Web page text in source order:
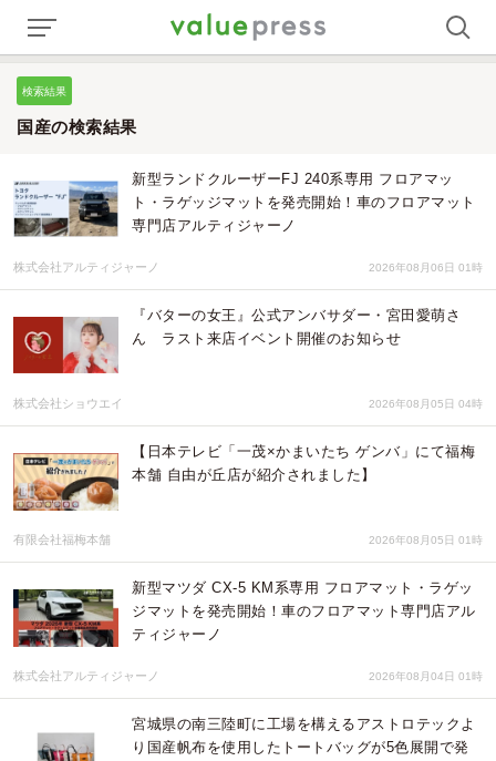
検索結果
国産の検索結果
新型ランドクルーザーFJ 240系専用 フロアマッ
ト・ラゲッジマットを発売開始！車のフロアマット
専門店アルティジャーノ
株式会社アルティジャーノ 2026年08月06日 01時
『バターの女王』公式アンバサダー・宮田愛萌さ
ん ラスト来店イベント開催のお知らせ
株式会社ショウエイ 2026年08月05日 04時
【日本テレビ「一茂×かまいたち ゲンバ」にて福梅
本舗 自由が丘店が紹介されました】
有限会社福梅本舗 2026年08月05日 01時
新型マツダ CX-5 KM系専用 フロアマット・ラゲッ
ジマットを発売開始！車のフロアマット専門店アル
ティジャーノ
株式会社アルティジャーノ 2026年08月04日 01時
宮城県の南三陸町に工場を構えるアストロテックよ
り国産帆布を使用したトートバッグが5色展開で発